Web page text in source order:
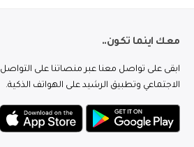
معك اينما تكون..
ابقى على تواصل معنا عبر منصاتنا على التواصل
الاجتماعي وتطبيق الرشيد على الهواتف الذكية.